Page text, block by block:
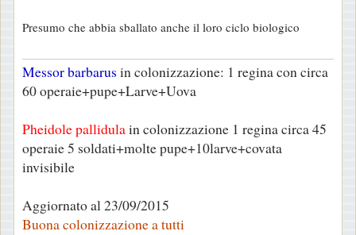
Presumo che abbia sballato anche il loro ciclo biologico
Messor barbarus in colonizzazione: 1 regina con circa
60 operaie+pupe+Larve+Uova
Pheidole pallidulain colonizzazione 1 regina circa 45
operaie 5 soldati+molte pupe+10larve+covata
invisibile
Aggiornato al 23/09/2015
Buona colonizzazione a tutti